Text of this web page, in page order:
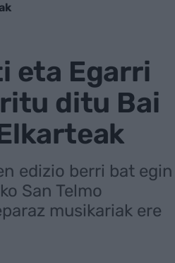
eta Egarri
ditu Bai
edizio berri bat egin
San Telmo
musikariak ere